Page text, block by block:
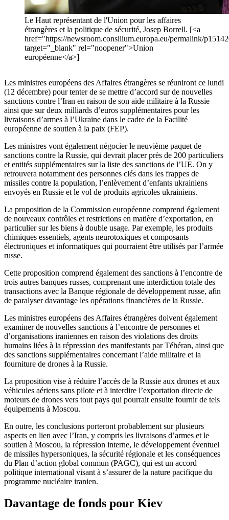
Le Haut représentant de l'Union pour les affaires
étrangères et la politique de sécurité, Josep Borrell. [<a
href="https://newsroom.consilium.europa.eu/permalink/
target="_blank" rel="noopener">Union
européenne</a>]
Les ministres européens des Affaires étrangères se réuniront ce lundi
(12 décembre) pour tenter de se mettre d’accord sur de nouvelles
sanctions contre l’Iran en raison de son aide militaire à la Russie
ainsi que sur deux milliards d’euros supplémentaires pour les
livraisons d’armes à l’Ukraine dans le cadre de la Facilité
européenne de soutien à la paix (FEP).
Les ministres vont également négocier le neuvième paquet de
sanctions contre la Russie, qui devrait placer près de 200 particuliers
et entités supplémentaires sur la liste des sanctions de l’UE. On y
retrouvera notamment des personnes clés dans les frappes de
missiles contre la population, l’enlèvement d’enfants ukrainiens
envoyés en Russie et le vol de produits agricoles ukrainiens.
La proposition de la Commission européenne comprend également
de nouveaux contrôles et restrictions en matière d’exportation, en
particulier sur les biens à double usage. Par exemple, les produits
chimiques essentiels, agents neurotoxiques et composants
électroniques et informatiques qui pourraient être utilisés par l’armée
russe.
Cette proposition comprend également des sanctions à l’encontre de
trois autres banques russes, comprenant une interdiction totale des
transactions avec la Banque régionale de développement russe, afin
de paralyser davantage les opérations financières de la Russie.
Les ministres européens des Affaires étrangères doivent également
examiner de nouvelles sanctions à l’encontre de personnes et
d’organisations iraniennes en raison des violations des droits
humains liées à la répression des manifestants par Téhéran, ainsi que
des sanctions supplémentaires concernant l’aide militaire et la
fourniture de drones à la Russie.
La proposition vise à réduire l’accès de la Russie aux drones et aux
véhicules aériens sans pilote et à interdire l’exportation directe de
moteurs de drones vers tout pays qui pourrait ensuite fournir de tels
équipements à Moscou.
En outre, les conclusions porteront probablement sur plusieurs
aspects en lien avec l’Iran, y compris les livraisons d’armes et le
soutien à Moscou, la répression interne, le développement éventuel
de missiles hypersoniques, la sécurité régionale et les conséquences
du Plan d’action global commun (PAGC), qui est un accord
politique international visant à s’assurer de la nature pacifique du
programme nucléaire iranien.
Davantage de fonds pour Kiev